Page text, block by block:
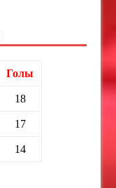
Голы
18
17
14